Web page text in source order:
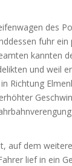
des
fuhr
kannten
und weil
Richtung
auf dem
lief in ein